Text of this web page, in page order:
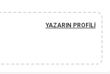
YAZARIN PROFILI